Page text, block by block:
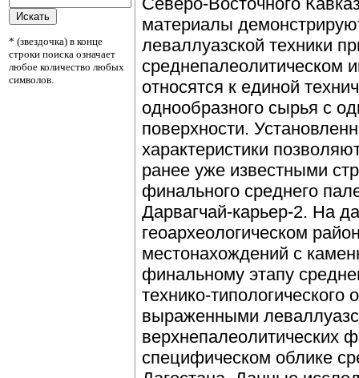
* (звездочка) в конце
строки поиска означает
любое количество любых
символов.
материалы
леваллуазской техники
среднепалеолитическом
относятся к единой
однообразного сырья с
поверхности.
характеристики
ранее уже известными
финального среднего
Дарвагчай-карьер-2. На
геоархеологическом
местонахождений с
финальному этапу
технико-
выраженными
верхнепалеолитических
специфическом облике